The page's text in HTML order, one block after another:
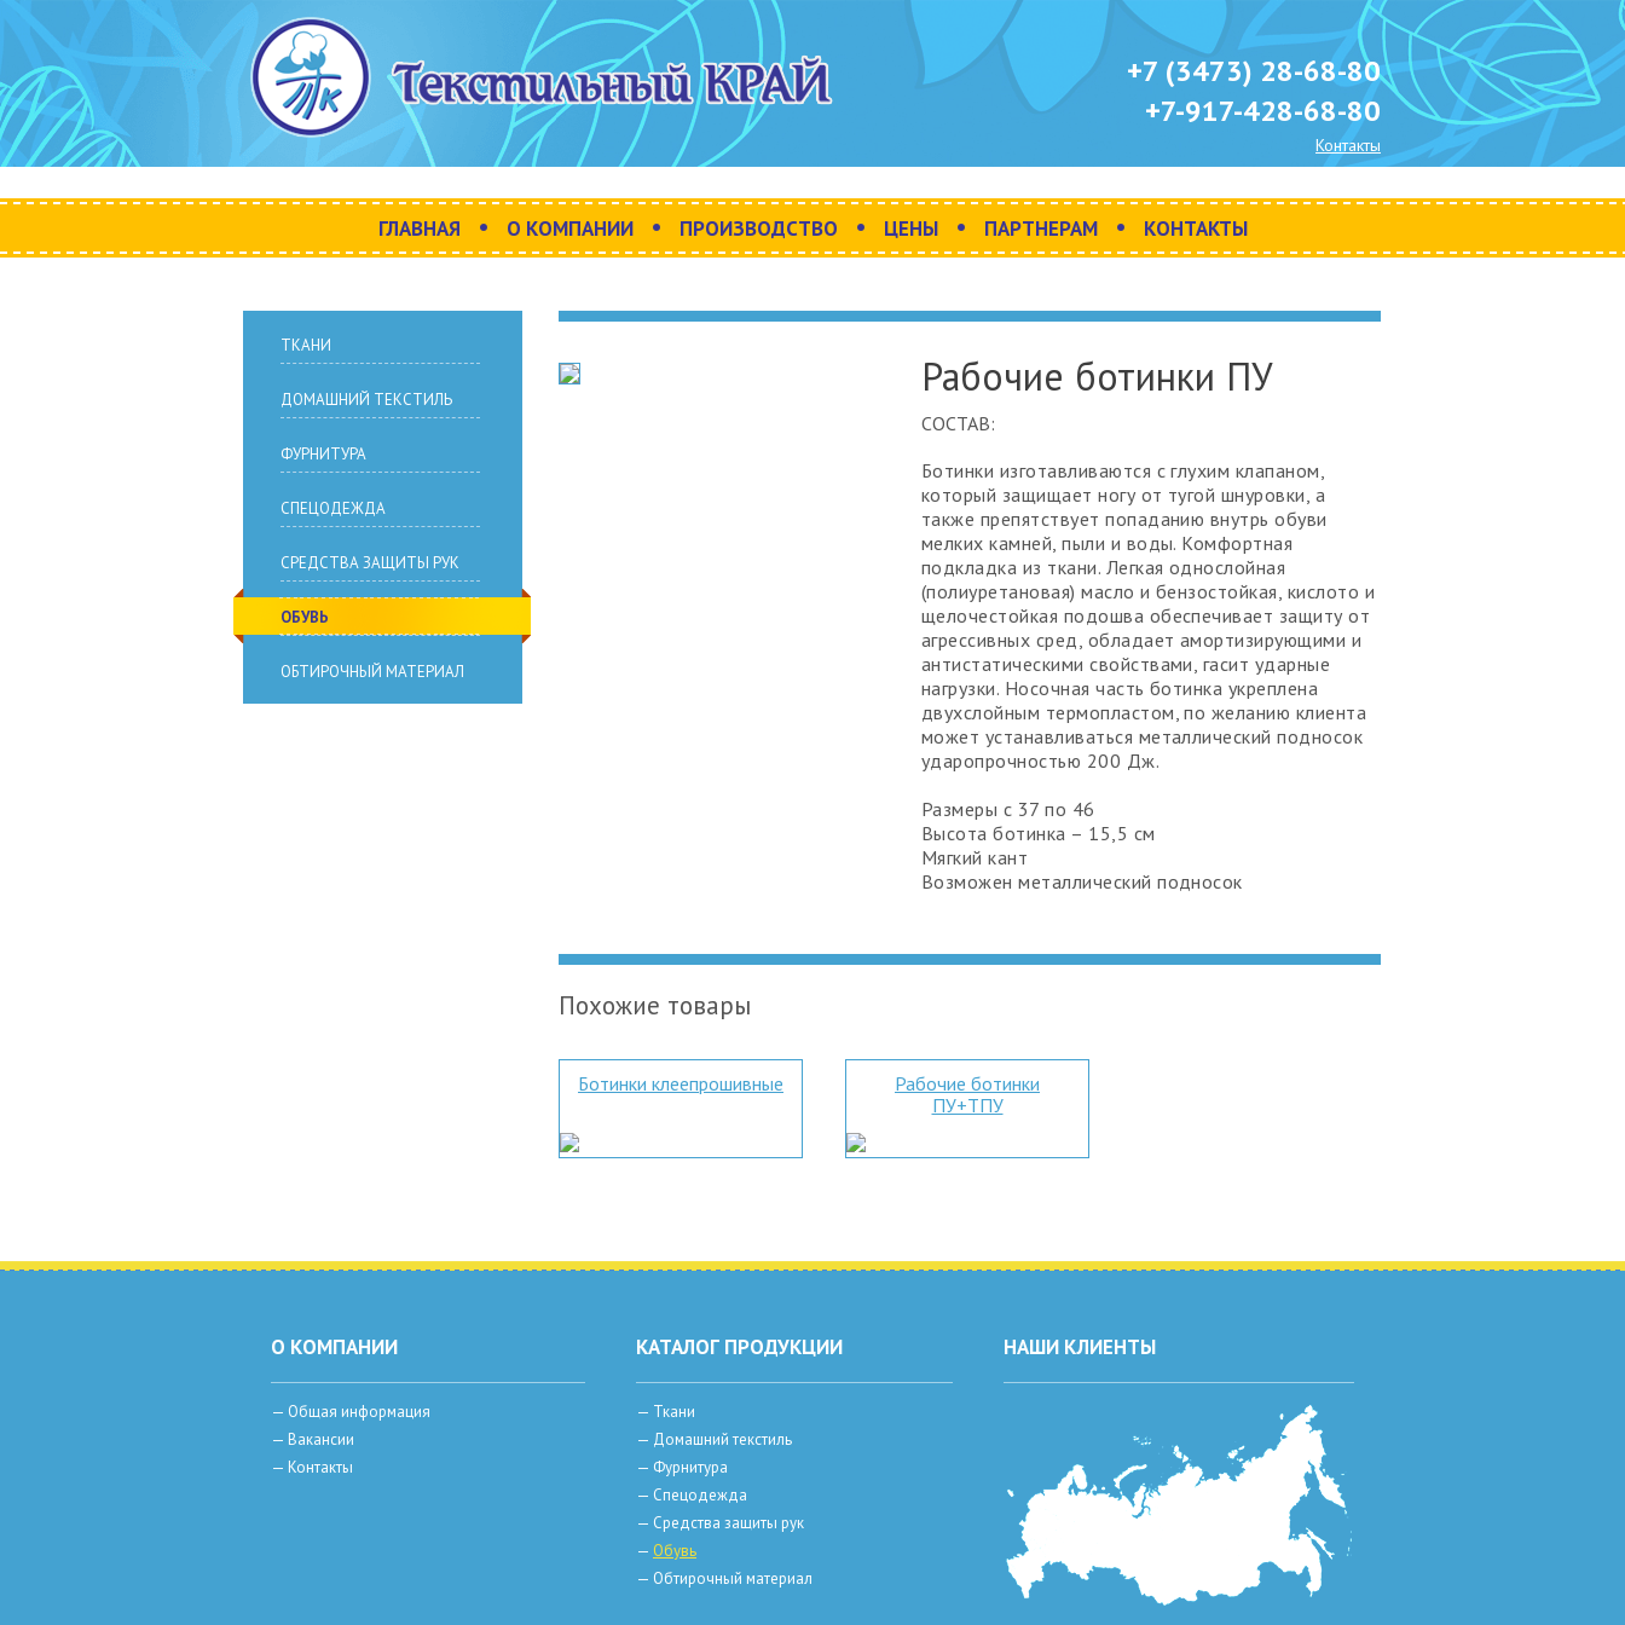
+7 (3473) 28-68-80
+7-917-428-68-80
Контакты
ГЛАВНАЯ • О КОМПАНИИ • ПРОИЗВОДСТВО • ЦЕНЫ • ПАРТНЕРАМ • КОНТАКТЫ
Рабочие ботинки ПУ
СОСТАВ:
Ботинки изготавливаются с глухим клапаном,
который защищает ногу от тугой шнуровки, а
также препятствует попаданию внутрь обуви
мелких камней, пыли и воды. Комфортная
подкладка из ткани. Легкая однослойная
(полиуретановая) масло и бензостойкая, кислото и
щелочестойкая подошва обеспечивает защиту от
агрессивных сред, обладает амортизирующими и
антистатическими свойствами, гасит ударные
нагрузки. Носочная часть ботинка укреплена
двухслойным термопластом, по желанию клиента
может устанавливаться металлический подносок
ударопрочностью 200 Дж.
Размеры с 37 по 46
Высота ботинка – 15,5 см
Мягкий кант
Возможен металлический подносок
Похожие товары
Ботинки клеепрошивные
Рабочие ботинки
ПУ+ТПУ
ТКАНИ
ДОМАШНИЙ ТЕКСТИЛЬ
ФУРНИТУРА
СПЕЦОДЕЖДА
СРЕДСТВА ЗАЩИТЫ РУК
ОБУВЬ
ОБТИРОЧНЫЙ МАТЕРИАЛ
О КОМПАНИИ
— Общая информация
— Вакансии
— Контакты
КАТАЛОГ ПРОДУКЦИИ
— Ткани
— Домашний текстиль
— Фурнитура
— Спецодежда
— Средства защиты рук
— Обувь
— Обтирочный материал
НАШИ КЛИЕНТЫ